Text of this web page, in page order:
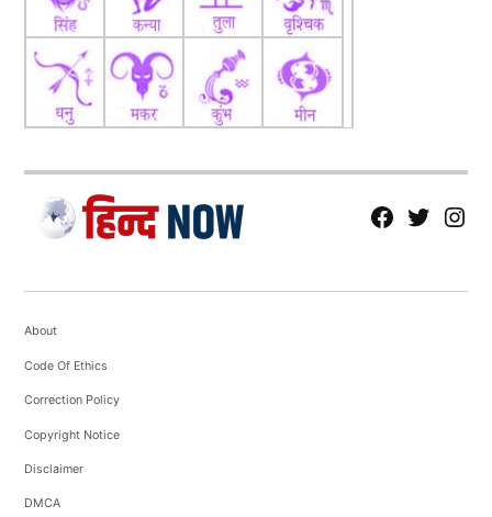
fb Tw tw
About
Code Of Ethics
Correction Policy
Copyright Notice
Disclaimer
DMCA